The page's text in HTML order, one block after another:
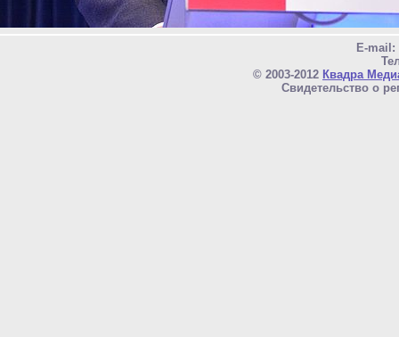
E-mail:
© 2003-2012 Квадра
Свидетельство о